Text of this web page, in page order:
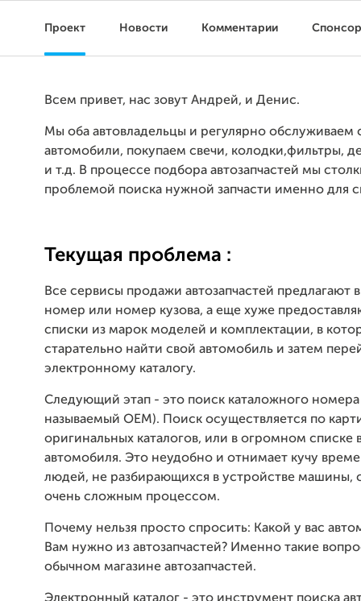
Проект Новости Комментарии
Всем привет, нас зовут Андрей, и Денис.
Мы оба автовладельцы и регулярно обслуживаем
автомобили, покупаем свечи, колодки,фильтры,
и т.д. В процессе подбора автозапчастей мы
проблемой поиска нужной запчасти именно для
Текущая проблема :
Все сервисы продажи автозапчастей предлагают
номер или номер кузова, а еще хуже
списки из марок моделей и комплектации, в
старательно найти свой автомобиль и затем
электронному каталогу.
Следующий этап - это поиск каталожного номера
называемый ОЕМ). Поиск осуществляется по
оригинальных каталогов, или в огромном списке
автомобиля. Это неудобно и отнимает кучу
людей, не разбирающихся в устройстве машины,
очень сложным процессом.
Почему нельзя просто спросить: Какой у вас
Вам нужно из автозапчастей? Именно такие
обычном магазине автозапчастей.
Электронный каталог - это инструмент поиска